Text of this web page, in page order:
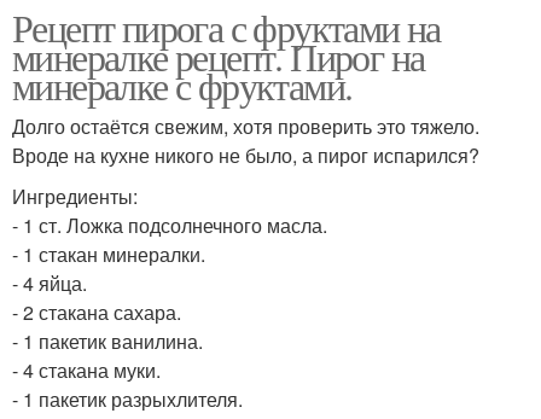
Рецепт пирога с фруктами на
минералке рецепт. Пирог на
минералке с фруктами.
Долго остаётся свежим, хотя проверить это тяжело.
Вроде на кухне никого не было, а пирог испарился?
Ингредиенты:
- 1 ст. Ложка подсолнечного масла.
- 1 стакан минералки.
- 4 яйца.
- 2 стакана сахара.
- 1 пакетик ванилина.
- 4 стакана муки.
- 1 пакетик разрыхлителя.